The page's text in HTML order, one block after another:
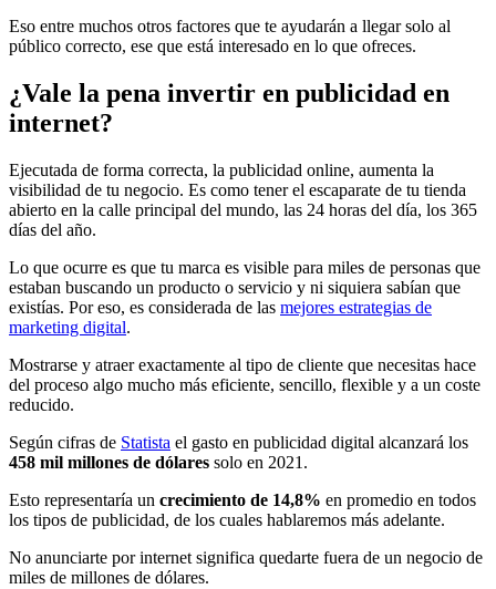
Eso entre muchos otros factores que te ayudarán a llegar solo al
público correcto, ese que está interesado en lo que ofreces.
¿Vale la pena invertir en publicidad en
internet?
Ejecutada de forma correcta, la publicidad online, aumenta la
visibilidad de tu negocio. Es como tener el escaparate de tu tienda
abierto en la calle principal del mundo, las 24 horas del día, los 365
días del año.
Lo que ocurre es que tu marca es visible para miles de personas que
estaban buscando un producto o servicio y ni siquiera sabían que
existías. Por eso, es considerada de las mejores estrategias de
marketing digital.
Mostrarse y atraer exactamente al tipo de cliente que necesitas hace
del proceso algo mucho más eficiente, sencillo, flexible y a un coste
reducido.
Según cifras de Statista el gasto en publicidad digital alcanzará los
458 mil millones de dólares solo en 2021.
Esto representaría un crecimiento de 14,8% en promedio en todos
los tipos de publicidad, de los cuales hablaremos más adelante.
No anunciarte por internet significa quedarte fuera de un negocio de
miles de millones de dólares.